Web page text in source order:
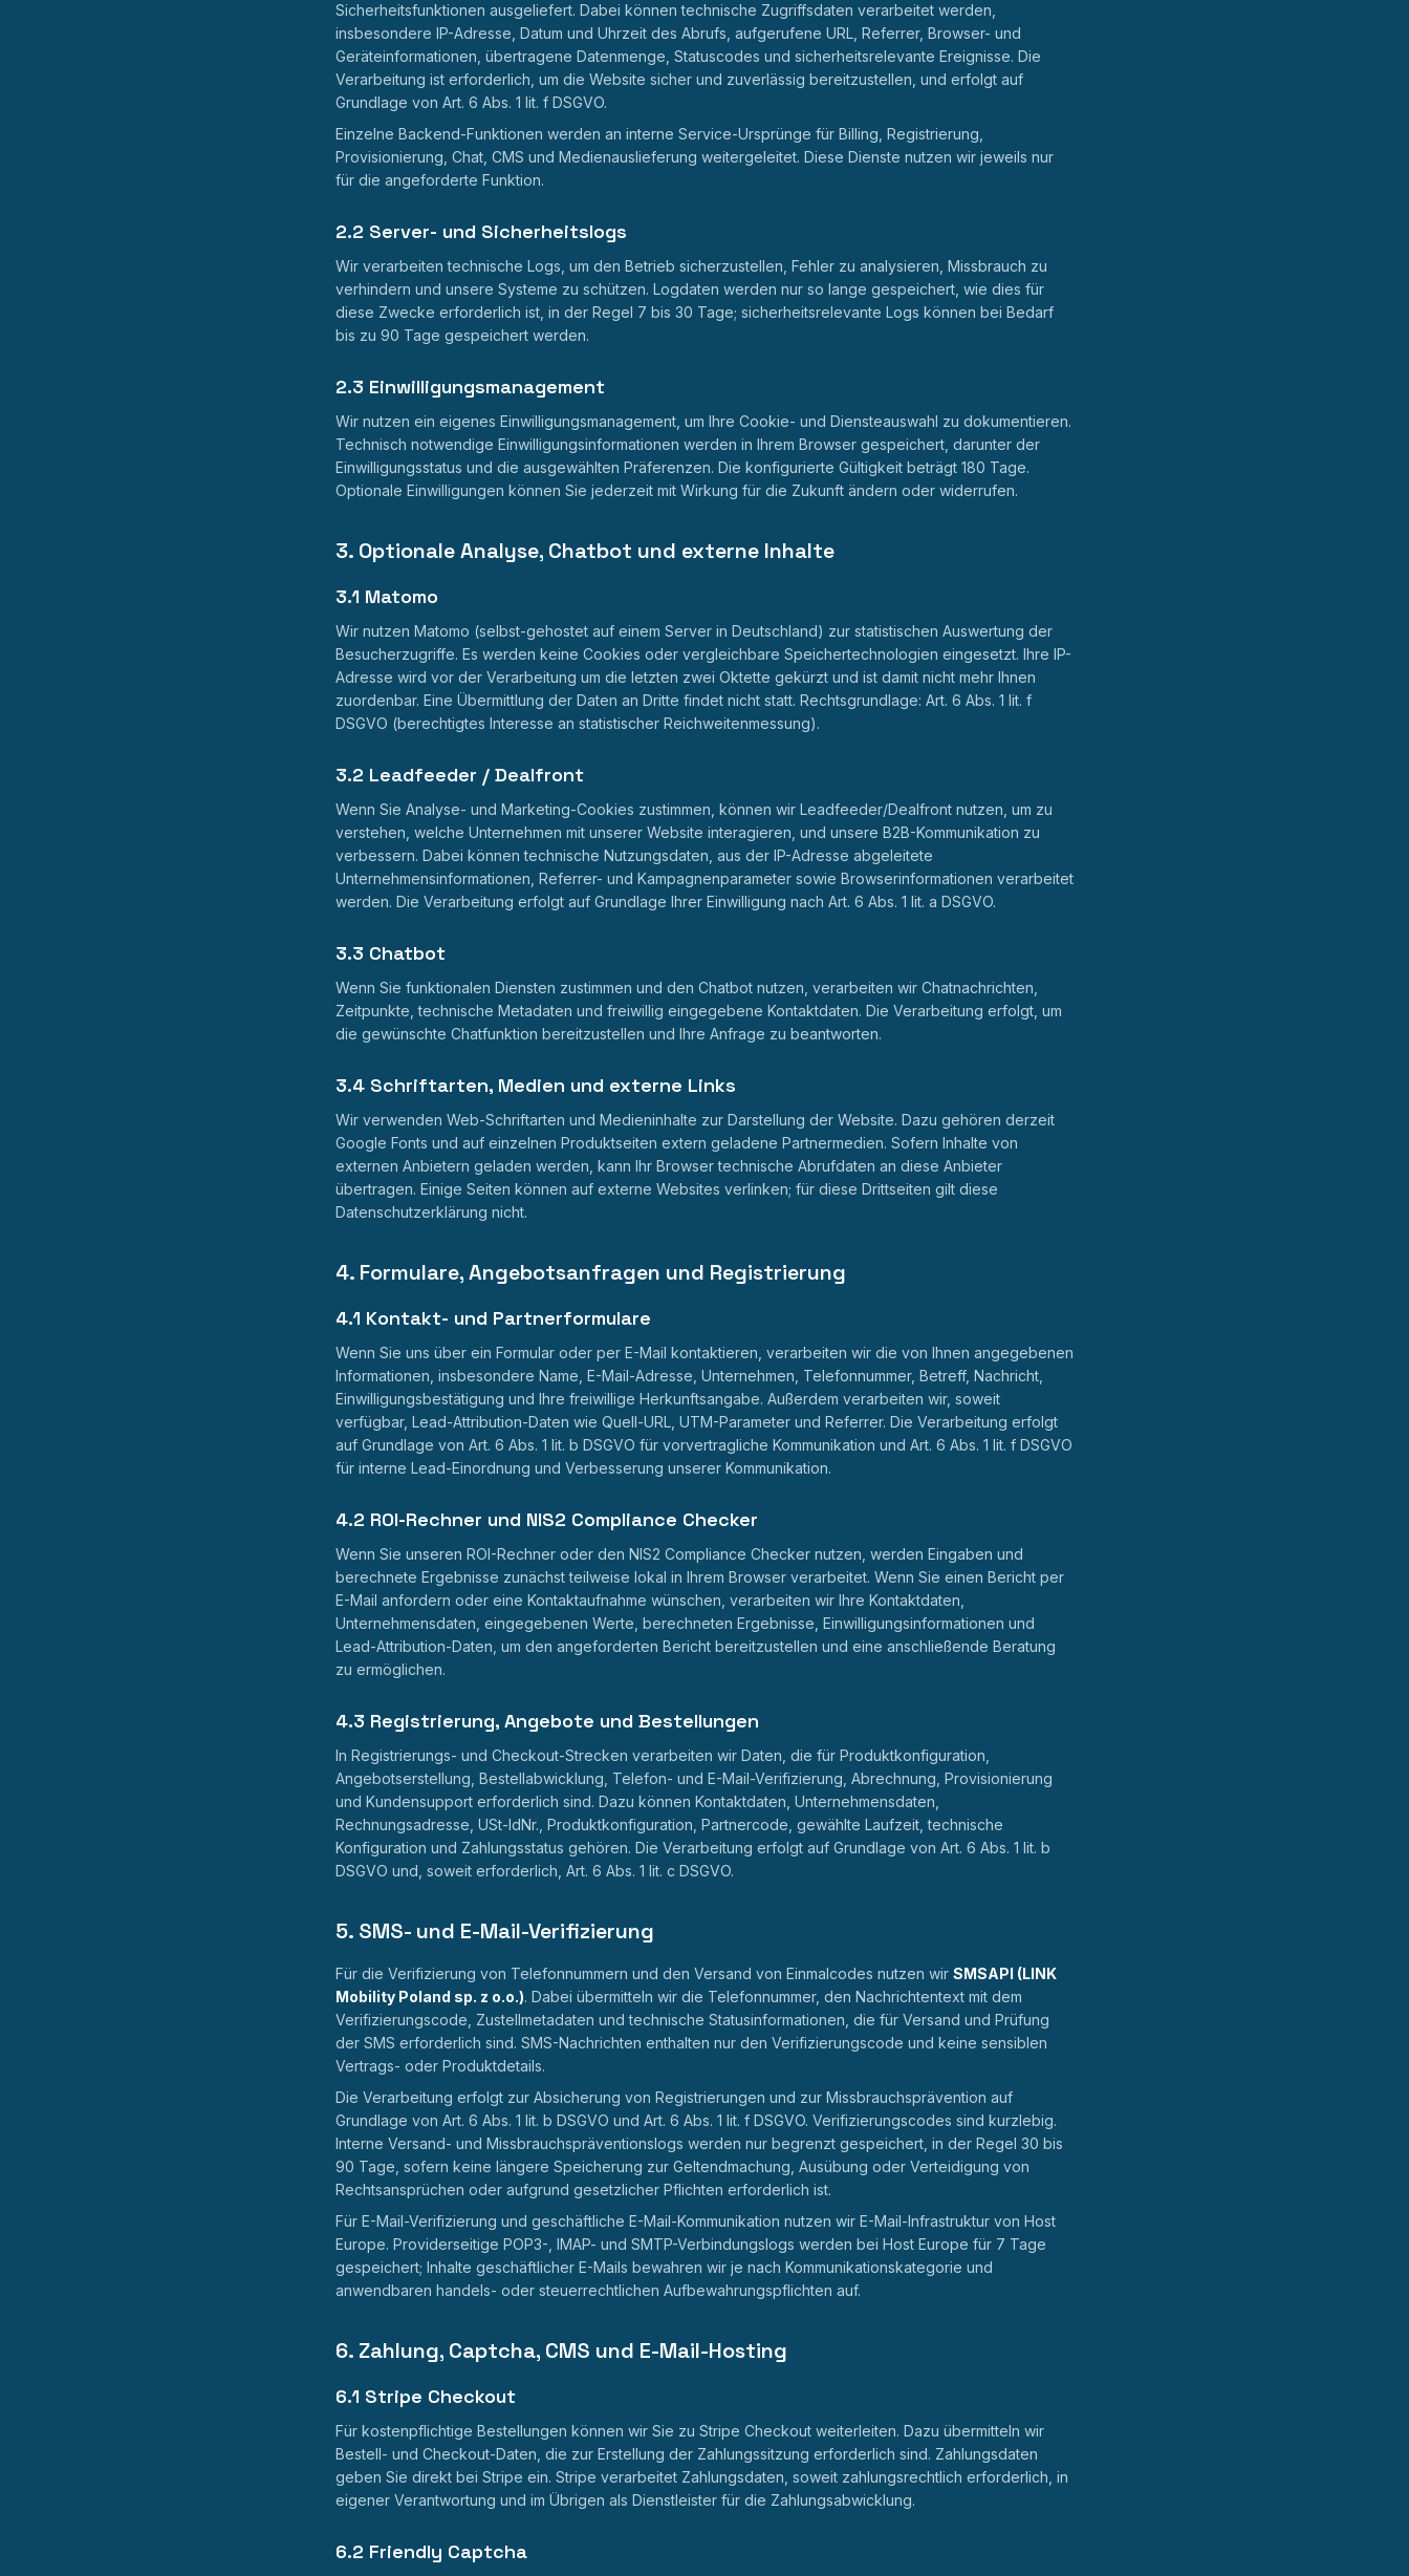
Sicherheitsfunktionen ausgeliefert. Dabei können technische Zugriffsdaten verarbeitet werden,
insbesondere IP-Adresse, Datum und Uhrzeit des Abrufs, aufgerufene URL, Referrer, Browser- und
Geräteinformationen, übertragene Datenmenge, Statuscodes und sicherheitsrelevante Ereignisse. Die
Verarbeitung ist erforderlich, um die Website sicher und zuverlässig bereitzustellen, und erfolgt auf
Grundlage von Art. 6 Abs. 1 lit. f DSGVO.
Einzelne Backend-Funktionen werden an interne Service-Ursprünge für Billing, Registrierung,
Provisionierung, Chat, CMS und Medienauslieferung weitergeleitet. Diese Dienste nutzen wir jeweils nur
für die angeforderte Funktion.
2.2 Server- und Sicherheitslogs
Wir verarbeiten technische Logs, um den Betrieb sicherzustellen, Fehler zu analysieren, Missbrauch zu
verhindern und unsere Systeme zu schützen. Logdaten werden nur so lange gespeichert, wie dies für
diese Zwecke erforderlich ist, in der Regel 7 bis 30 Tage; sicherheitsrelevante Logs können bei Bedarf
bis zu 90 Tage gespeichert werden.
2.3 Einwilligungsmanagement
Wir nutzen ein eigenes Einwilligungsmanagement, um Ihre Cookie- und Diensteauswahl zu dokumentieren.
Technisch notwendige Einwilligungsinformationen werden in Ihrem Browser gespeichert, darunter der
Einwilligungsstatus und die ausgewählten Präferenzen. Die konfigurierte Gültigkeit beträgt 180 Tage.
Optionale Einwilligungen können Sie jederzeit mit Wirkung für die Zukunft ändern oder widerrufen.
3. Optionale Analyse, Chatbot und externe Inhalte
3.1 Matomo
Wir nutzen Matomo (selbst-gehostet auf einem Server in Deutschland) zur statistischen Auswertung der
Besucherzugriffe. Es werden keine Cookies oder vergleichbare Speichertechnologien eingesetzt. Ihre IP-
Adresse wird vor der Verarbeitung um die letzten zwei Oktette gekürzt und ist damit nicht mehr Ihnen
zuordenbar. Eine Übermittlung der Daten an Dritte findet nicht statt. Rechtsgrundlage: Art. 6 Abs. 1 lit. f
DSGVO (berechtigtes Interesse an statistischer Reichweitenmessung).
3.2 Leadfeeder / Dealfront
Wenn Sie Analyse- und Marketing-Cookies zustimmen, können wir Leadfeeder/Dealfront nutzen, um zu
verstehen, welche Unternehmen mit unserer Website interagieren, und unsere B2B-Kommunikation zu
verbessern. Dabei können technische Nutzungsdaten, aus der IP-Adresse abgeleitete
Unternehmensinformationen, Referrer- und Kampagnenparameter sowie Browserinformationen verarbeitet
werden. Die Verarbeitung erfolgt auf Grundlage Ihrer Einwilligung nach Art. 6 Abs. 1 lit. a DSGVO.
3.3 Chatbot
Wenn Sie funktionalen Diensten zustimmen und den Chatbot nutzen, verarbeiten wir Chatnachrichten,
Zeitpunkte, technische Metadaten und freiwillig eingegebene Kontaktdaten. Die Verarbeitung erfolgt, um
die gewünschte Chatfunktion bereitzustellen und Ihre Anfrage zu beantworten.
3.4 Schriftarten, Medien und externe Links
Wir verwenden Web-Schriftarten und Medieninhalte zur Darstellung der Website. Dazu gehören derzeit
Google Fonts und auf einzelnen Produktseiten extern geladene Partnermedien. Sofern Inhalte von
externen Anbietern geladen werden, kann Ihr Browser technische Abrufdaten an diese Anbieter
übertragen. Einige Seiten können auf externe Websites verlinken; für diese Drittseiten gilt diese
Datenschutzerklärung nicht.
4. Formulare, Angebotsanfragen und Registrierung
4.1 Kontakt- und Partnerformulare
Wenn Sie uns über ein Formular oder per E-Mail kontaktieren, verarbeiten wir die von Ihnen angegebenen
Informationen, insbesondere Name, E-Mail-Adresse, Unternehmen, Telefonnummer, Betreff, Nachricht,
Einwilligungsbestätigung und Ihre freiwillige Herkunftsangabe. Außerdem verarbeiten wir, soweit
verfügbar, Lead-Attribution-Daten wie Quell-URL, UTM-Parameter und Referrer. Die Verarbeitung erfolgt
auf Grundlage von Art. 6 Abs. 1 lit. b DSGVO für vorvertragliche Kommunikation und Art. 6 Abs. 1 lit. f DSGVO
für interne Lead-Einordnung und Verbesserung unserer Kommunikation.
4.2 ROI-Rechner und NIS2 Compliance Checker
Wenn Sie unseren ROI-Rechner oder den NIS2 Compliance Checker nutzen, werden Eingaben und
berechnete Ergebnisse zunächst teilweise lokal in Ihrem Browser verarbeitet. Wenn Sie einen Bericht per
E-Mail anfordern oder eine Kontaktaufnahme wünschen, verarbeiten wir Ihre Kontaktdaten,
Unternehmensdaten, eingegebenen Werte, berechneten Ergebnisse, Einwilligungsinformationen und
Lead-Attribution-Daten, um den angeforderten Bericht bereitzustellen und eine anschließende Beratung
zu ermöglichen.
4.3 Registrierung, Angebote und Bestellungen
In Registrierungs- und Checkout-Strecken verarbeiten wir Daten, die für Produktkonfiguration,
Angebotserstellung, Bestellabwicklung, Telefon- und E-Mail-Verifizierung, Abrechnung, Provisionierung
und Kundensupport erforderlich sind. Dazu können Kontaktdaten, Unternehmensdaten,
Rechnungsadresse, USt-IdNr., Produktkonfiguration, Partnercode, gewählte Laufzeit, technische
Konfiguration und Zahlungsstatus gehören. Die Verarbeitung erfolgt auf Grundlage von Art. 6 Abs. 1 lit. b
DSGVO und, soweit erforderlich, Art. 6 Abs. 1 lit. c DSGVO.
5. SMS- und E-Mail-Verifizierung
Für die Verifizierung von Telefonnummern und den Versand von Einmalcodes nutzen wir SMSAPI (LINK
Mobility Poland sp. z o.o.). Dabei übermitteln wir die Telefonnummer, den Nachrichtentext mit dem
Verifizierungscode, Zustellmetadaten und technische Statusinformationen, die für Versand und Prüfung
der SMS erforderlich sind. SMS-Nachrichten enthalten nur den Verifizierungscode und keine sensiblen
Vertrags- oder Produktdetails.
Die Verarbeitung erfolgt zur Absicherung von Registrierungen und zur Missbrauchsprävention auf
Grundlage von Art. 6 Abs. 1 lit. b DSGVO und Art. 6 Abs. 1 lit. f DSGVO. Verifizierungscodes sind kurzlebig.
Interne Versand- und Missbrauchspräventionslogs werden nur begrenzt gespeichert, in der Regel 30 bis
90 Tage, sofern keine längere Speicherung zur Geltendmachung, Ausübung oder Verteidigung von
Rechtsansprüchen oder aufgrund gesetzlicher Pflichten erforderlich ist.
Für E-Mail-Verifizierung und geschäftliche E-Mail-Kommunikation nutzen wir E-Mail-Infrastruktur von Host
Europe. Providerseitige POP3-, IMAP- und SMTP-Verbindungslogs werden bei Host Europe für 7 Tage
gespeichert; Inhalte geschäftlicher E-Mails bewahren wir je nach Kommunikationskategorie und
anwendbaren handels- oder steuerrechtlichen Aufbewahrungspflichten auf.
6. Zahlung, Captcha, CMS und E-Mail-Hosting
6.1 Stripe Checkout
Für kostenpflichtige Bestellungen können wir Sie zu Stripe Checkout weiterleiten. Dazu übermitteln wir
Bestell- und Checkout-Daten, die zur Erstellung der Zahlungssitzung erforderlich sind. Zahlungsdaten
geben Sie direkt bei Stripe ein. Stripe verarbeitet Zahlungsdaten, soweit zahlungsrechtlich erforderlich, in
eigener Verantwortung und im Übrigen als Dienstleister für die Zahlungsabwicklung.
6.2 Friendly Captcha